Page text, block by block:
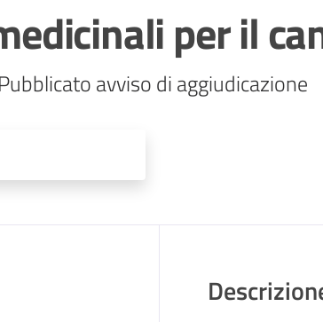
per il
avviso di aggiudicazione